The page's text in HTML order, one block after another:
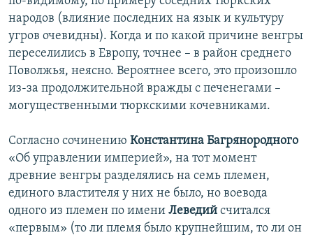
народов (влияние последних на язык и культуру
угров очевидны). Когда и по какой причине венгры
переселились в Европу, точнее – в район среднего
Поволжья, неясно. Вероятнее всего, это произошло
из-за продолжительной вражды с печенегами –
могущественными тюркскими кочевниками.
Согласно сочинению Константина Багрянородного
«Об управлении империей», на тот момент
древние венгры разделялись на семь племен,
единого властителя у них не было, но воевода
одного из племен по имени Леведий считался
«первым» (то ли племя было крупнейшим, то ли он